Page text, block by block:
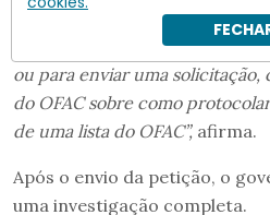
“Para obter informações sobre
de remoção de uma lista do
ou para enviar uma solicitação,
do OFAC sobre como
de uma lista do OFAC”, afirma.
Após o envio da petição, o
uma investigação completa.